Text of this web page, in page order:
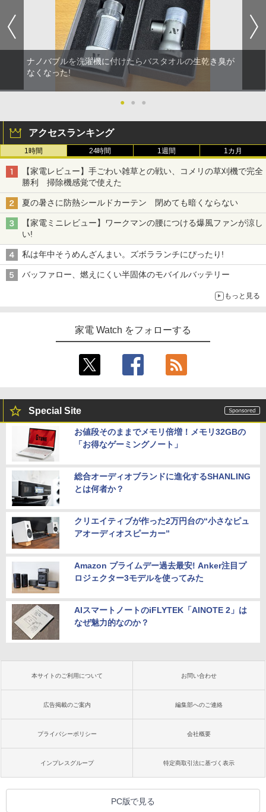
ナノバブルを洗濯機に付けたらバスタオルの生乾き臭が
なくなった!
● ● ●
アクセスランキング
1時間 24時間 1週間 1カ月
【家電レビュー】手ごわい雑草との戦い、コメリの草刈機で完全
勝利 掃除機感覚で使えた
夏の暑さに防熱シールドカーテン 閉めても暗くならない
【家電ミニレビュー】ワークマンの腰につける爆風ファンが涼し
い!
私は年中そうめんざんまい。ズボラランチにぴったり!
バッファロー、燃えにくい半固体のモバイルバッテリー
もっと見る
家電 Watch をフォローする
Special Site
お値段そのままでメモリ倍増！メモリ32GBの
「お得なゲーミングノート」
総合オーディオブランドに進化するSHANLING
とは何者か？
クリエイティブが作った2万円台の“小さなピュ
アオーディオスピーカー”
Amazon プライムデー過去最安! Anker注目プ
ロジェクター3モデルを使ってみた
AIスマートノートのiFLYTEK「AINOTE 2」は
なぜ魅力的なのか？
本サイトのご利用について お問い合わせ
広告掲載のご案内 編集部へのご連絡
プライバシーポリシー 会社概要
インプレスグループ 特定商取引法に基づく表示
PC版で見る